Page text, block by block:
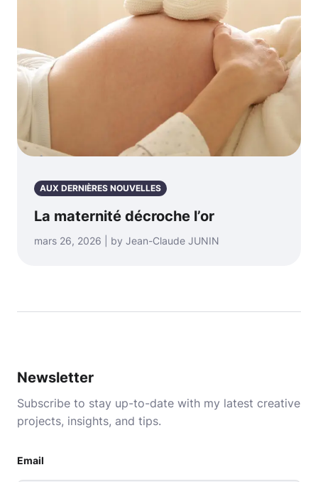
AUX DERNIÈRES NOUVELLES
La maternité décroche l’or
mars 26, 2026 | by Jean-Claude JUNIN
Newsletter
Subscribe to stay up-to-date with my latest creative
projects, insights, and tips.
Email